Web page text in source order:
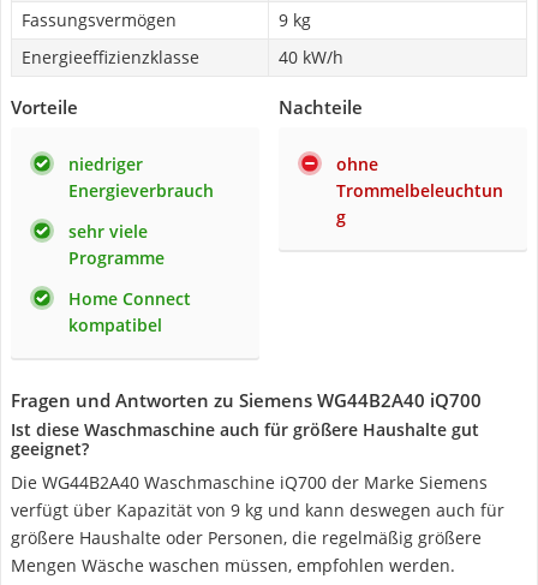
Fassungsvermögen
9 kg
Energieeffizienzklasse
40 kW/h
Vorteile
niedriger
Energieverbrauch
sehr viele
Programme
Home Connect
kompatibel
Nachteile
ohne
Trommelbeleuchtun
g
Fragen und Antworten zu Siemens WG44B2A40 iQ700
Ist diese Waschmaschine auch für größere Haushalte gut
geeignet?
Die WG44B2A40 Waschmaschine iQ700 der Marke Siemens
verfügt über Kapazität von 9 kg und kann deswegen auch für
größere Haushalte oder Personen, die regelmäßig größere
Mengen Wäsche waschen müssen, empfohlen werden.